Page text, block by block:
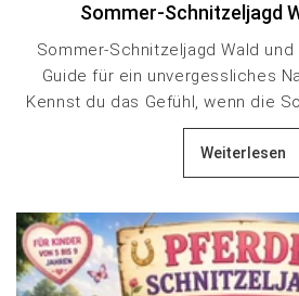
Sommer-Schnitzeljagd
Sommer-Schnitzeljagd Wald
Guide für ein unvergessliches
Kennst du das Gefühl, wenn die
Weiterlesen